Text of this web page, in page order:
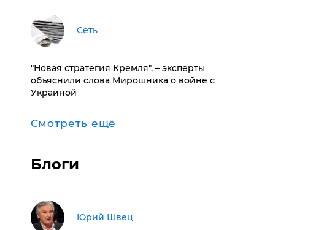
Сеть
"Новая стратегия Кремля", – эксперты
объяснили слова Мирошника о войне с
Украиной
Смотреть ещё
Блоги
Юрий Швец